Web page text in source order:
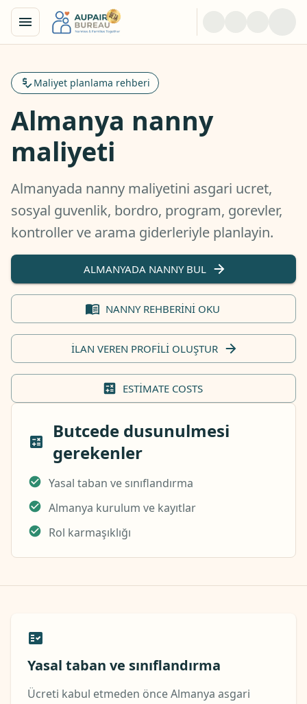
Maliyet planlama rehberi
Almanya nanny
maliyeti
Almanyada nanny maliyetini asgari ucret,
sosyal guvenlik, bordro, program, gorevler,
kontroller ve arama giderleriyle planlayin.
ALMANYADA NANNY BUL
NANNY REHBERINI OKU
İLAN VEREN PROFILI OLUŞTUR
ESTIMATE COSTS
Butcede dusunulmesi
gerekenler
Yasal taban ve sınıflandırma
Almanya kurulum ve kayıtlar
Rol karmaşıklığı
Yasal taban ve sınıflandırma
Ücreti kabul etmeden önce Almanya asgari